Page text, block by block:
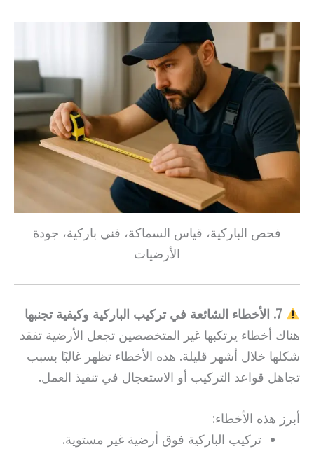
فحص الباركية، قياس السماكة، فني باركية، جودة
الأرضيات
7. الأخطاء الشائعة في تركيب الباركية وكيفية تجنبها
هناك أخطاء يرتكبها غير المتخصصين تجعل الأرضية تفقد
شكلها خلال أشهر قليلة. هذه الأخطاء تظهر غالبًا بسبب
تجاهل قواعد التركيب أو الاستعجال في تنفيذ العمل.
أبرز هذه الأخطاء:
تركيب الباركية فوق أرضية غير مستوية.